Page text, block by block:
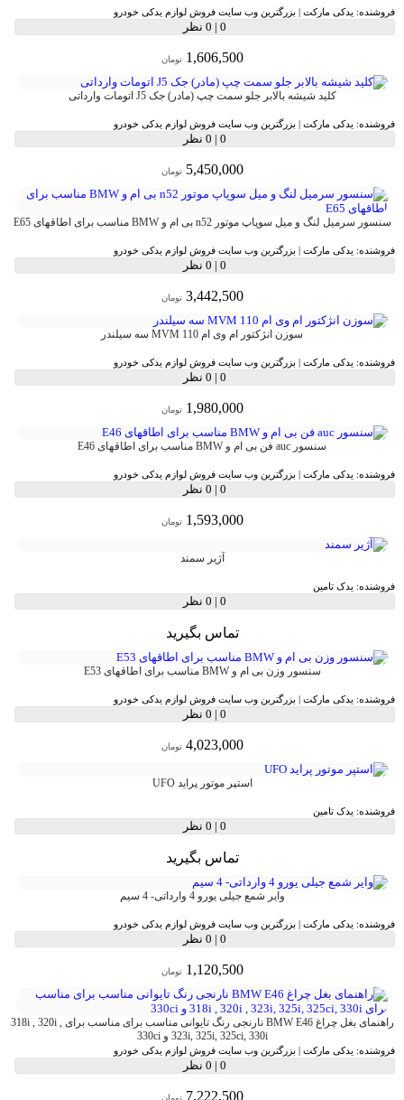
فروشنده: یدکی مارکت | بزرگترین وب سایت فروش لوازم یدکی خودرو
0
| 0 نظر
1,606,500 تومان
کلید شیشه بالابر جلو سمت چپ (مادر) جک J5 اتومات وارداتی
فروشنده: یدکی مارکت | بزرگترین وب سایت فروش لوازم یدکی خودرو
0
| 0 نظر
5,450,000 تومان
سنسور سرمیل لنگ و میل سوپاپ موتور n52 بی ام و BMW مناسب برای اطاقهای E65
فروشنده: یدکی مارکت | بزرگترین وب سایت فروش لوازم یدکی خودرو
0
| 0 نظر
3,442,500 تومان
سوزن انژکتور ام وی ام MVM 110 سه سیلندر
فروشنده: یدکی مارکت | بزرگترین وب سایت فروش لوازم یدکی خودرو
0
| 0 نظر
1,980,000 تومان
سنسور auc فن بی ام و BMW مناسب برای اطاقهای E46
فروشنده: یدکی مارکت | بزرگترین وب سایت فروش لوازم یدکی خودرو
0
| 0 نظر
1,593,000 تومان
آژیر سمند
فروشنده: یدک تامین
0
| 0 نظر
تماس بگیرید
سنسور وزن بی ام و BMW مناسب برای اطاقهای E53
فروشنده: یدکی مارکت | بزرگترین وب سایت فروش لوازم یدکی خودرو
0
| 0 نظر
4,023,000 تومان
استپر موتور پراید UFO
فروشنده: یدک تامین
0
| 0 نظر
تماس بگیرید
وایر شمع جیلی یورو 4 وارداتی- 4 سیم
فروشنده: یدکی مارکت | بزرگترین وب سایت فروش لوازم یدکی خودرو
0
| 0 نظر
1,120,500 تومان
راهنمای بغل چراغ BMW E46 نارنجی رنگ تایوانی مناسب برای مناسب برای 318i , 320i ,
323i, 325i, 325ci, 330i و 330ci
فروشنده: یدکی مارکت | بزرگترین وب سایت فروش لوازم یدکی خودرو
0
| 0 نظر
7,222,500 تومان